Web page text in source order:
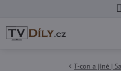
T-con a jiné |